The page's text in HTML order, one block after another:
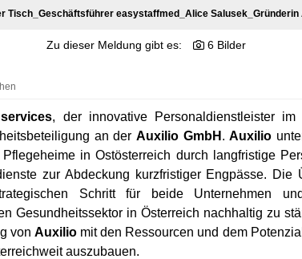
Tisch_Geschäftsführer easystaffmed_Alice Salusek_Gründerin
Zu dieser Meldung gibt es: 6 Bilder
, der innovative Personaldienstleister im
an derAuxilio GmbH .Auxilio
in Ostösterreich durch langfristige
zur Abdeckung kurzfristiger Engpässe. Die
Schritt für beide Unternehmen
Gesundheitssektor in Österreich nachhaltig zu
vonAuxilio mit den Ressourcen und dem
auszubauen.